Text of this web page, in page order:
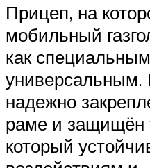
Прицеп, на
мобильный
как
надежно
раме и защищён
который